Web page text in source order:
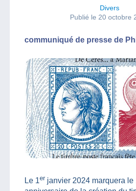
Divers
Publié le 20 octobre
communiqué de presse de
Le 1er janvier 2024 marquera le